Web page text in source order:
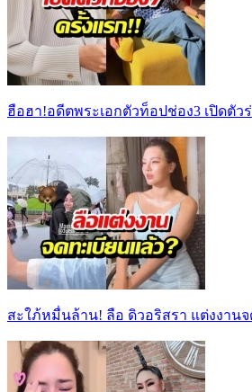
ฮือฮา!อดีตพระเอกตัวท็อปช่อง3 เปิดตัว
สะใภ้หมื่นล้าน! ลือ ดิวอริสรา แต่งงานจ